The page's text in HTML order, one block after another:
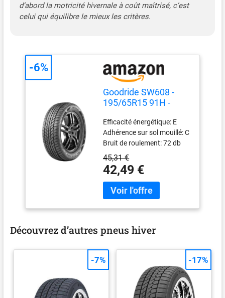
d’abord la motricité hivernale à coût maîtrisé, c’est
celui qui équilibre le mieux les critères.
Goodride SW608 -
195/65R15 91H -
Efficacité énergétique: E
Adhérence sur sol mouillé: C
Bruit de roulement: 72 db
45,31 €
42,49 €
-6%
Découvrez d’autres pneus hiver
-7% -17%